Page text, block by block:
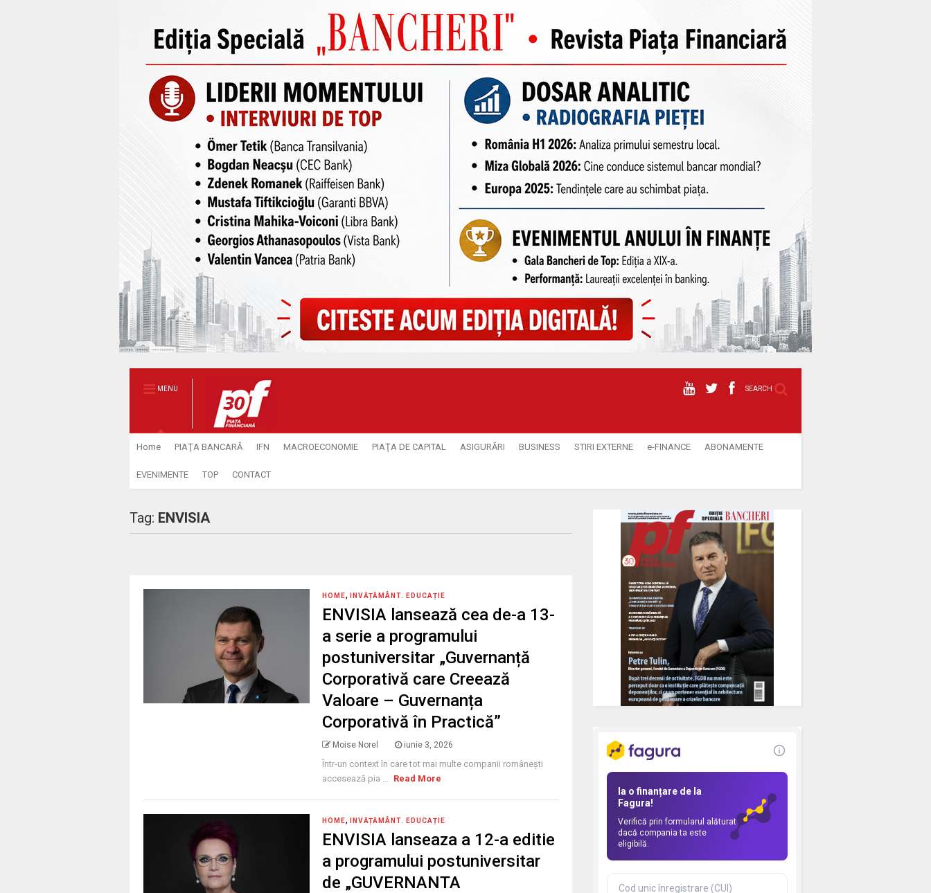
MENU SEARCH
Home PIAŢA BANCARĂ IFN MACROECONOMIE PIAŢA DE CAPITAL ASIGURĂRI BUSINESS STIRI EXTERNE e-FINANCE ABONAMENTE
EVENIMENTE TOP CONTACT
Tag: ENVISIA
HOME, INVĂȚĂMÂNT. EDUCAȚIE
ENVISIA lansează cea de-a 13-
a serie a programului
postuniversitar „Guvernanță
Corporativă care Creează
Valoare – Guvernanța
Corporativă în Practică”
Moise Norel iunie 3, 2026
Într-un context în care tot mai multe companii românești
accesează pia ... Read More
HOME, INVĂȚĂMÂNT. EDUCAȚIE
ENVISIA lanseaza a 12-a editie
a programului postuniversitar
de „GUVERNANTA